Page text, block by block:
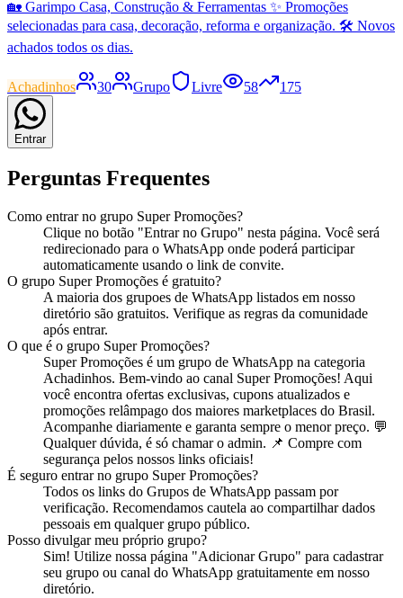
🏡 Garimpo Casa, Construção & Ferramentas ✨ Promoções
selecionadas para casa, decoração, reforma e organização. 🛠️ Novos
achados todos os dias.
Achadinhos 30 Grupo Livre 58 175
Entrar
Perguntas Frequentes
Como entrar no grupo Super Promoções?
Clique no botão "Entrar no Grupo" nesta página. Você será
redirecionado para o WhatsApp onde poderá participar
automaticamente usando o link de convite.
O grupo Super Promoções é gratuito?
A maioria dos grupoes de WhatsApp listados em nosso
diretório são gratuitos. Verifique as regras da comunidade
após entrar.
O que é o grupo Super Promoções?
Super Promoções é um grupo de WhatsApp na categoria
Achadinhos. Bem-vindo ao canal Super Promoções! Aqui
você encontra ofertas exclusivas, cupons atualizados e
promoções relâmpago dos maiores marketplaces do Brasil.
Acompanhe diariamente e garanta sempre o menor preço. 💬
Qualquer dúvida, é só chamar o admin. 📌 Compre com
segurança pelos nossos links oficiais!
É seguro entrar no grupo Super Promoções?
Todos os links do Grupos de WhatsApp passam por
verificação. Recomendamos cautela ao compartilhar dados
pessoais em qualquer grupo público.
Posso divulgar meu próprio grupo?
Sim! Utilize nossa página "Adicionar Grupo" para cadastrar
seu grupo ou canal do WhatsApp gratuitamente em nosso
diretório.